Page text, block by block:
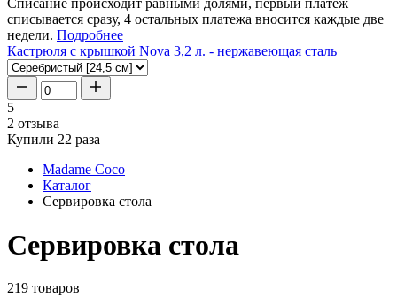
Списание происходит равными долями, первый платеж
списывается сразу, 4 остальных платежа вносится каждые две
недели. Подробнее
Кастрюля с крышкой Nova 3,2 л. - нержавеющая сталь
5
2 отзыва
Купили 22 раза
Madame Coco
Каталог
Сервировка стола
Сервировка стола
219 товаров